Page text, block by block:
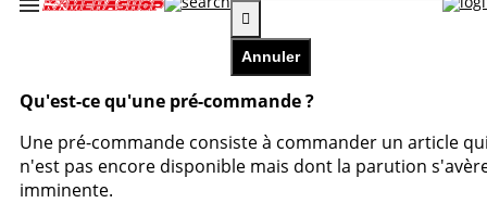

Annuler
Les pré-commande Kameha
Les pré-commande Kameha
Qu'est-ce qu'une pré-commande ?
Une pré-commande consiste à commander un article
n'est pas encore disponible mais dont la parution
imminente.